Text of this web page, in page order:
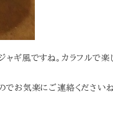
ャギ風ですね。カラフルで
お気楽にご連絡ください